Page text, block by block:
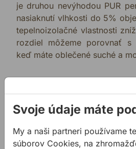
je druhou nevýhodou PUR
nasiaknutí vlhkosti do 5%
tepelnoizolačné vlastnosti
rozdiel môžeme porovnať s
keď máte oblečené suché a
Svoje údaje máte
My a naši partneri používame
súborov Cookies, na